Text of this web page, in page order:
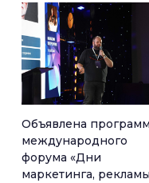
Объявлена
международного
форума «Дни
маркетинга,